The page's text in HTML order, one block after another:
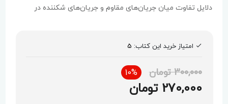
دلایل تفاوت میان جریان‌های مقاوم و جریان‌های شکننده در
امتیاز خرید این کتاب: 5
300,000 تومان 10%
270,000 تومان